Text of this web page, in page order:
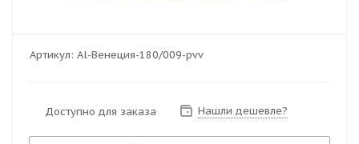
Артикул: Al-Венеция-180/009-pvv
Доступно для заказа Нашли дешевле?